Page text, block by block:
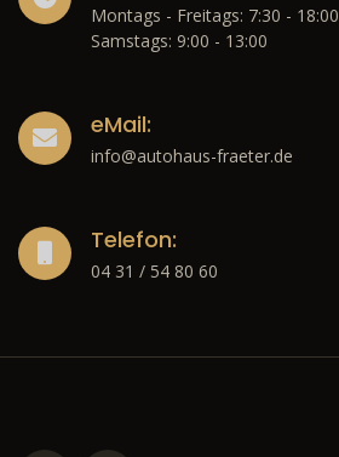
Montags - Freitags: 7:30 - 18:00
Samstags: 9:00 - 13:00
eMail:
info@autohaus-fraeter.de
Telefon:
04 31 / 54 80 60